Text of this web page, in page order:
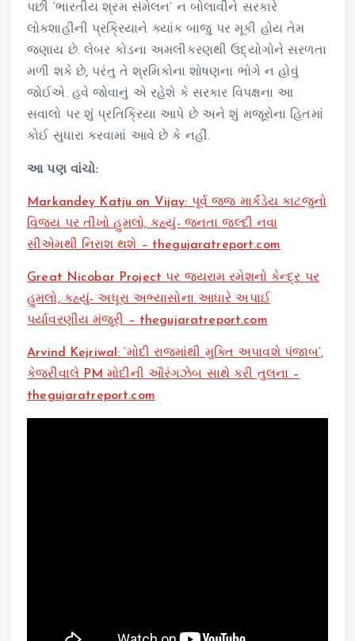
પછી ‘ભારતીય શ્રમ સંમેલન’ ન બોલાવીને સરકારે
લોકશાહીની પ્રક્રિયાને ક્યાંક બાજુ પર મૂકી હોય તેમ
જણાય છે. લેબર કોડના અમલીકરણથી ઉદ્યોગોને સરળતા
મળી શકે છે, પરંતુ તે શ્રમિકોના શોષણના ભોગે ન હોવું
જોઈએ. હવે જોવાનું એ રહેશે કે સરકાર વિપક્ષના આ
સવાલો પર શું પ્રતિક્રિયા આપે છે અને શું મજૂરોના હિતમાં
કોઈ સુધારા કરવામાં આવે છે કે નહીં.
આ પણ વાંચો:
Markandey Katju on Vijay: પૂર્વ જજ માર્કંડેય કાટજુનો
વિજય પર તીખો હુમલો, કહ્યું- જનતા જલ્દી નવા
સીએમથી નિરાશ થશે – thegujaratreport.com
Great Nicobar Project પર જયરામ રમેશનો કેન્દ્ર પર
હુમલો, કહ્યું- અધૂરા અભ્યાસોના આધારે અપાઈ
પર્યાવરણીય મંજૂરી – thegujaratreport.com
Arvind Kejriwal: ‘મોદી રાજમાંથી મુક્તિ અપાવશે પંજાબ’,
કેજરીવાલે PM મોદીની ઔરંગઝેબ સાથે કરી તુલના –
thegujaratreport.com